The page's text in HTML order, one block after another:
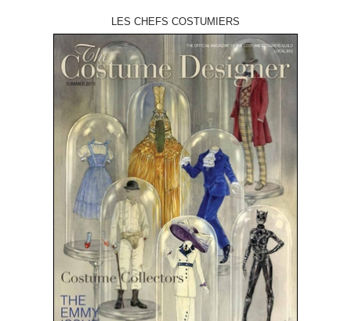
LES CHEFS COSTUMIERS